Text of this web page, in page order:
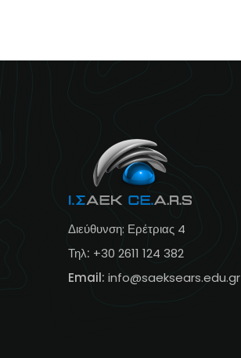
Διεύθυνση: Ερέτριας 4
Τηλ: +30 2611 124 382
Email: info@saeksears.edu.gr